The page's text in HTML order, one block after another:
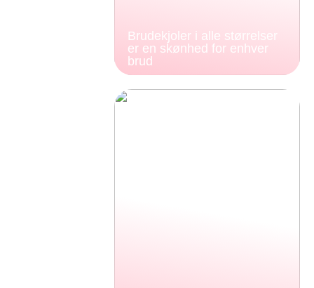
Brudekjoler i alle størrelser
er en skønhed for enhver
brud